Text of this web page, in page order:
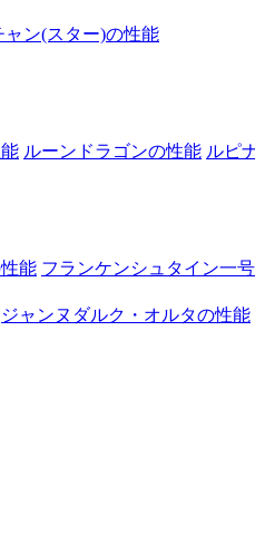
ャン(スター)の性能
ルーンドラゴンの性能 ルピ
能 フランケンシュタイン一
ジャンヌダルク・オルタの性能